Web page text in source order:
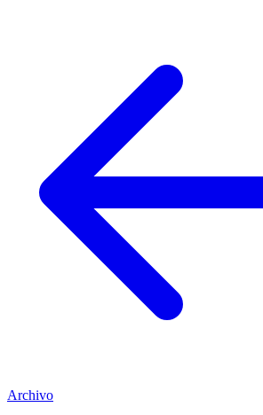
Archivo